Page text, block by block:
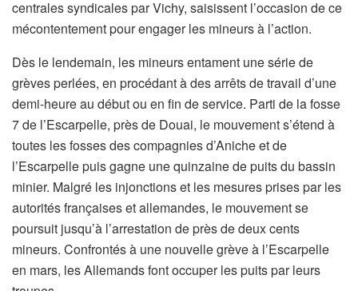
centrales syndicales par Vichy, saisissent l’occasion de ce
mécontentement pour engager les mineurs à l’action.
Dès le lendemain, les mineurs entament une série de
grèves perlées, en procédant à des arrêts de travail d’une
demi-heure au début ou en fin de service. Parti de la fosse
7 de l’Escarpelle, près de Douai, le mouvement s’étend à
toutes les fosses des compagnies d’Aniche et de
l’Escarpelle puis gagne une quinzaine de puits du bassin
minier. Malgré les injonctions et les mesures prises par les
autorités françaises et allemandes, le mouvement se
poursuit jusqu’à l’arrestation de près de deux cents
mineurs. Confrontés à une nouvelle grève à l’Escarpelle
en mars, les Allemands font occuper les puits par leurs